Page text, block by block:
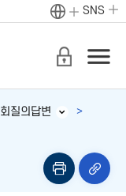
SNS
질의답변